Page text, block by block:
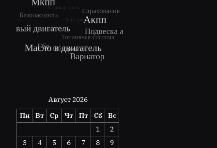
Август 2026
Пн
Вт Ср Чт Пт Сб
Вс
1
2
3
4 5 6 7 8
9